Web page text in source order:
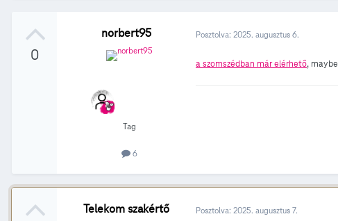
0
norbert95
Tag
6
Posztolva: 2025. augusztus 6.
a szomszédban már elérhető,
Telekom szakértő Posztolva: 2025. augusztus 7.